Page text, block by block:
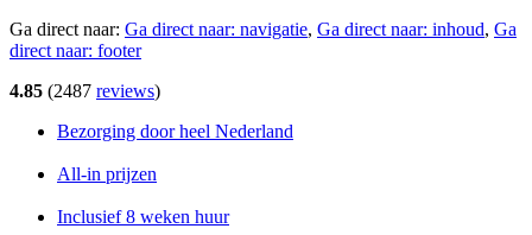
Ga direct naar: Ga direct naar: navigatie, Ga direct naar: inhoud, Ga
direct naar: footer
4.85 (2487 reviews)
Bezorging door heel Nederland
All-in prijzen
Inclusief 8 weken huur